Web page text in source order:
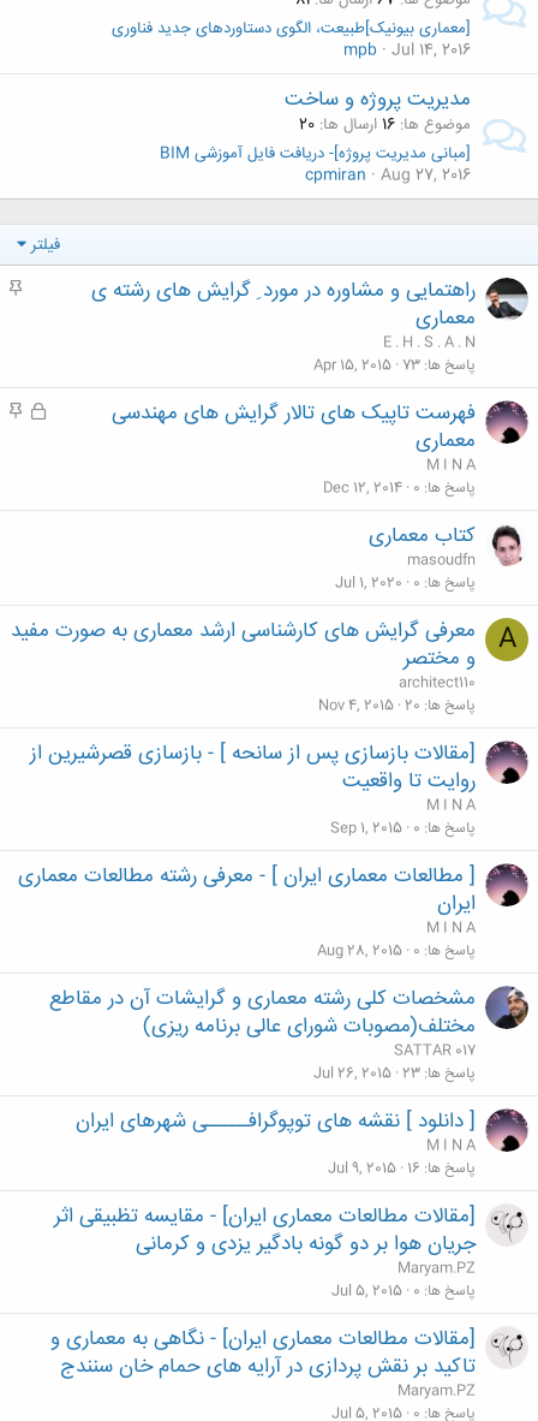
[معماری بیونیک]طبیعت، الگوی دستاوردهای جدید فناوری
Jul 14, 2016
mpb
مدیریت پروژه و ساخت
موضوع ها 16 ارسال ها 20
[مبانی مدیریت پروژه]- دریافت فایل آموزشی BIM
Aug 27, 2016
cpmiran
فیلتر
م
راهتمایی و مشاوره در مورد ِ گرایش های رشته ی
معماری
E . H . S . A . N
پاسخ ها 73
Apr 15, 2015
ق
م
فهرست تاپیک های تالار گرایش های مهندسی
معماری
M I N A
پاسخ ها 0
Dec 12, 2014
کتاب معماری
masoudfn
پاسخ ها 0
Jul 1, 2020
A
معرفی گرایش های کارشناسی ارشد معماری به صورت مفید
و مختصر
architect110
پاسخ ها 20
Nov 4, 2015
[مقالات بازسازی پس از سانحه ] - بازسازی قصرشیرین از
روایت تا واقعیت
M I N A
پاسخ ها 0
Sep 1, 2015
[ مطالعات معماری ایران ] - معرفی رشته مطالعات معماری
ایران
M I N A
پاسخ ها 0
Aug 28, 2015
مشخصات کلی رشته معماری و گرایشات آن در مقاطع
مختلف(مصوبات شورای عالی برنامه ریزی)
SATTAR 017
پاسخ ها 23
Jul 26, 2015
[ دانلود ] نقشه های توپوگرافـــــی شهرهای ایران
M I N A
پاسخ ها 16
Jul 9, 2015
[مقالات مطالعات معماری ایران] - مقایسه تظبیقی اثر
جریان هوا بر دو گونه بادگیر یزدی و کرمانی
Maryam.PZ
پاسخ ها 0
Jul 5, 2015
[مقالات مطالعات معماری ایران] - نگاهی به معماری و
تاکید بر نقش پردازی در آرایه های حمام خان سنندج
Maryam.PZ
پاسخ ها 0
Jul 5, 2015